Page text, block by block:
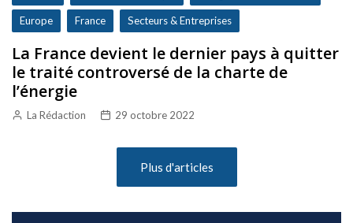
Europe France Secteurs & Entreprises
La France devient le dernier pays à quitter
le traité controversé de la charte de
l’énergie
La Rédaction 29 octobre 2022
Plus d'articles